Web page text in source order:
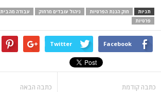
תגיות חוק הגנת הפרטיות ניהול עובדים מרחוק עבודה מהבית
פרטיות
Facebook
Twitter
כתבה קודמת כתבה הבאה